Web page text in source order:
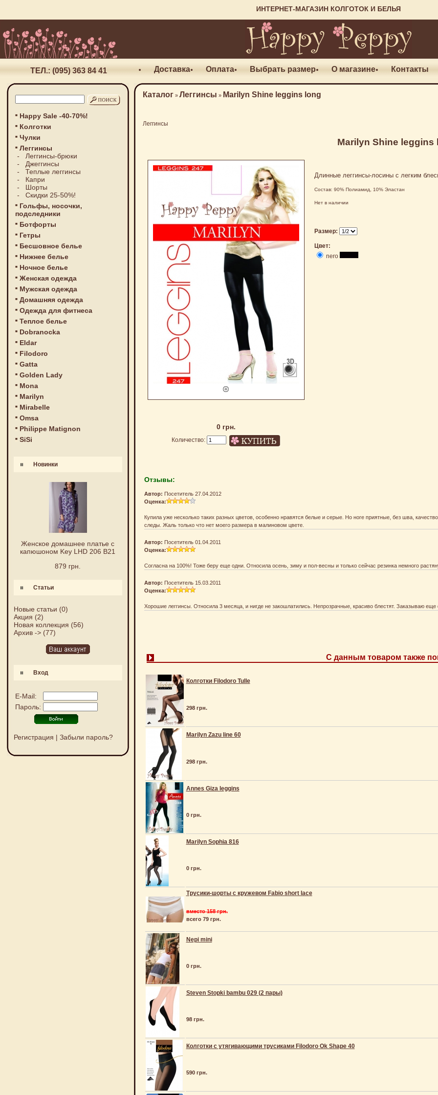
ИНТЕРНЕТ-МАГАЗИН КОЛГОТОК И БЕЛЬЯ
ТЕЛ.: (095) 363 84 41 Доставка Оплата Выбрать размер О магазине Контакты
Happy Sale -40-70%!
Колготки
Чулки
Леггинсы
- Леггинсы-брюки
- Джеггинсы
- Теплые леггинсы
- Капри
- Шорты
- Скидки 25-50%!
Гольфы, носочки,
подследники
Ботфорты
Гетры
Бесшовное белье
Нижнее белье
Ночное белье
Женская одежда
Мужская одежда
Домашняя одежда
Одежда для фитнеса
Теплое белье
Dobranocka
Eldar
Filodoro
Gatta
Golden Lady
Mona
Marilyn
Mirabelle
Omsa
Philippe Matignon
SiSi
Новинки
Женское домашнее платье с
капюшоном Key LHD 206 B21
879 грн.
Статьи
Новые статьи (0)
Акция (2)
Новая коллекция (56)
Архив ->(77)
Вход
E-Mail:
Пароль:
Регистрация | Забыли пароль?
Каталог» Леггинсы » Marilyn Shine leggins long
Леггинсы
Marilyn Shine leggins
Длинные леггинсы-лосины с легким
Состав: 90% Полиамид, 10% Эластан
Нет в наличии
Размер:
Цвет:
nero
0 грн.
Количество:
Отзывы:
Автор: Посетитель 27.04.2012
Оценка:
Купила уже несколько таких разных цветов, особенно нравятся белые и серые. Но ноге приятные, без шва,
следы. Жаль только что нет моего размера в малиновом цвете.
Автор: Посетитель 01.04.2011
Оценка:
Согласна на 100%! Тоже беру еще одни. Относила осень, зиму и пол-весны и только сейчас резинка немного
Автор: Посетитель 15.03.2011
Оценка:
Хорошие леггинсы. Относила 3 месяца, и нигде не закошлатились. Непрозрачные, красиво блестят. Заказываю еще
С данным товаром также
Колготки Filodoro Tulle
298 грн.
Marilyn Zazu line 60
298 грн.
Annes Giza leggins
0 грн.
Marilyn Sophia 816
0 грн.
Трусики-шорты с кружевом Fabio short lace
вместо 158 грн.
всего 79 грн.
Nepi mini
0 грн.
Steven Stopki bambu 029 (2 пары)
98 грн.
Колготки с утягивающими трусиками Filodoro Ok Shape 40
590 грн.